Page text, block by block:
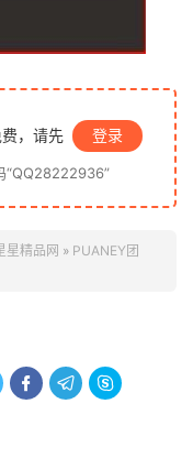
，请先 登录
星精品网 » PUANEY团
  